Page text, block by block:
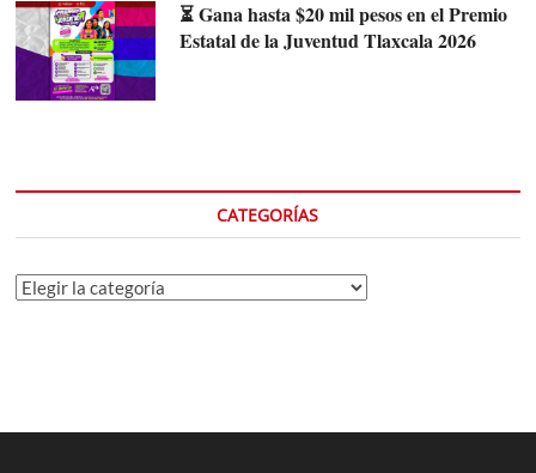
⏳ Gana hasta $20 mil pesos en el Premio
Estatal de la Juventud Tlaxcala 2026
CATEGORÍAS
Categorías